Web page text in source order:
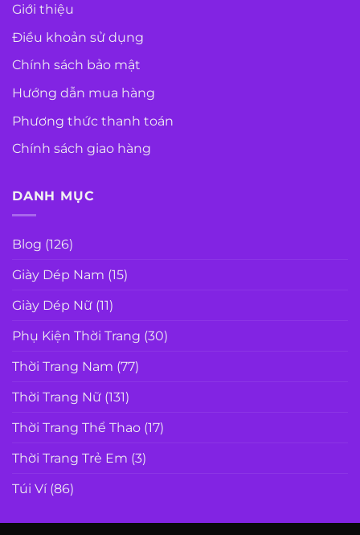
Giới thiệu
Điều khoản sử dụng
Chính sách bảo mật
Hướng dẫn mua hàng
Phương thức thanh toán
Chính sách giao hàng
DANH MỤC
Blog (126)
Giày Dép Nam (15)
Giày Dép Nữ (11)
Phụ Kiện Thời Trang (30)
Thời Trang Nam (77)
Thời Trang Nữ (131)
Thời Trang Thể Thao (17)
Thời Trang Trẻ Em (3)
Túi Ví(86)